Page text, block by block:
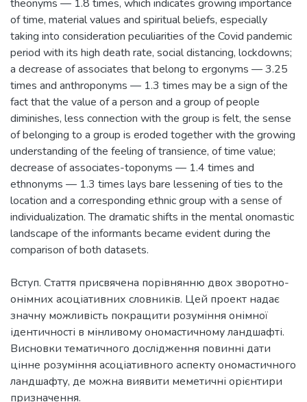
theonyms — 1.8 times, which indicates growing importance
of time, material values and spiritual beliefs, especially
taking into consideration peculiarities of the Covid pandemic
period with its high death rate, social distancing, lockdowns;
a decrease of associates that belong to ergonyms — 3.25
times and anthroponyms — 1.3 times may be a sign of the
fact that the value of a person and a group of people
diminishes, less connection with the group is felt, the sense
of belonging to a group is eroded together with the growing
understanding of the feeling of transience, of time value;
decrease of associates-toponyms — 1.4 times and
ethnonyms — 1.3 times lays bare lessening of ties to the
location and a corresponding ethnic group with a sense of
individualization. The dramatic shifts in the mental onomastic
landscape of the informants became evident during the
Вступ. Стаття присвячена порівнянню двох зворотно-
онімних асоціативних словників. Цей проект надає
значну можливість покращити розуміння онімної
ідентичності в мінливому ономастичному ландшафті.
Висновки тематичного дослідження повинні дати
цінне розуміння асоціативного аспекту ономастичного
ландшафту, де можна виявити меметичні орієнтири
призначення.